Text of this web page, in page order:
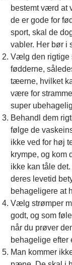
bestemt værd at
de er gode for
sport, skal de
vabler. Her bør i
Vælg den rigtige
fødderne,
tæerne, hvilket
være for
super
Behandl dem
følge de
ikke ved for høj
krympe, og kom
ikke kan tåle
deres levetid
behageligere at
Vælg strømper
godt, og som
når du prøver
behagelige efter
Man kommer